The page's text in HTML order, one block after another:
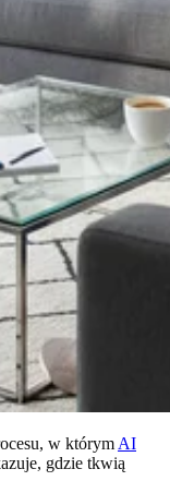
w którym AI
gdzie tkwią